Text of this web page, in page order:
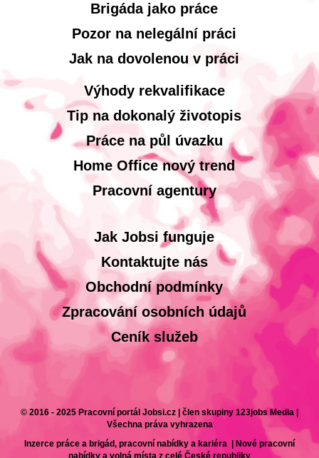
Brigáda jako práce
Pozor na nelegální práci
Jak na dovolenou v práci
Výhody rekvalifikace
Tip na dokonalý životopis
Práce na půl úvazku
Home Office nový trend
Pracovní agentury
Jak Jobsi funguje
Kontaktujte nás
Obchodní podmínky
Zpracování osobních údajů
Ceník služeb
© 2016 - 2025 Pracovní portál Jobsi.cz | člen skupiny 123jobs Media |
Všechna práva vyhrazena
Inzerce práce a brigád, pracovní nabídky a kariéra | Nové pracovní
nabídky a volná místa z celé České republiky